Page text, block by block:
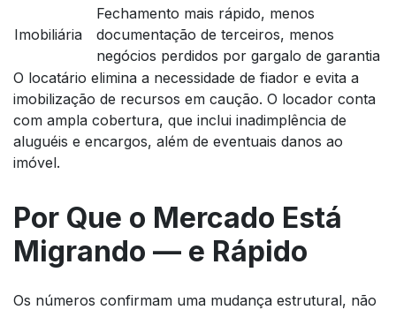
Imobiliária
Fechamento mais rápido, menos
documentação de terceiros, menos
negócios perdidos por gargalo de garantia
O locatário elimina a necessidade de fiador e evita a
imobilização de recursos em caução. O locador conta
com ampla cobertura, que inclui inadimplência de
aluguéis e encargos, além de eventuais danos ao
imóvel.
Por Que o Mercado Está
Migrando — e Rápido
Os números confirmam uma mudança estrutural, não